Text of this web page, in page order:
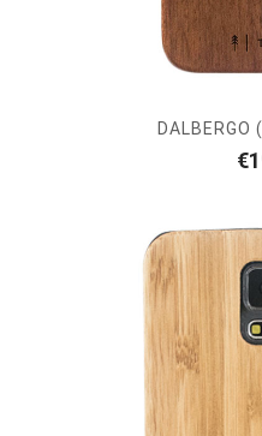
DALBERGO
€